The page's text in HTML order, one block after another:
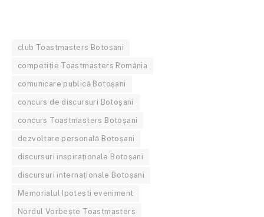
club Toastmasters Botoșani
competiție Toastmasters România
comunicare publică Botoșani
concurs de discursuri Botoșani
concurs Toastmasters Botoșani
dezvoltare personală Botoșani
discursuri inspiraționale Botoșani
discursuri internaționale Botoșani
Memorialul Ipotești eveniment
Nordul Vorbește Toastmasters